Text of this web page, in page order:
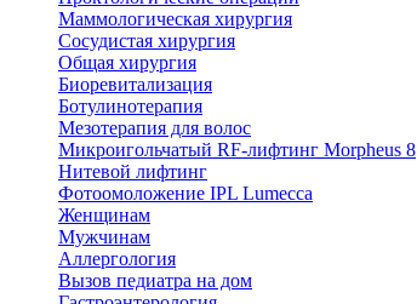
Маммологическая хирургия
Сосудистая хирургия
Общая хирургия
Биоревитализация
Ботулинотерапия
Мезотерапия для волос
Микроигольчатый RF-лифтинг Morpheus 8
Нитевой лифтинг
Фотоомоложение IPL Lumecca
Женщинам
Мужчинам
Аллергология
Вызов педиатра на дом